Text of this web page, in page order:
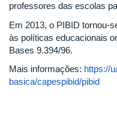
professores das escolas
Em 2013, o PIBID tornou-
às políticas educacionais
Bases 9.394/96.
Mais informações: https://
basica/capespibid/pibid